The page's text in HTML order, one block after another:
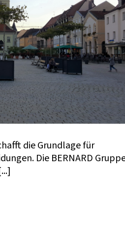
die Grundlage für
Die BERNARD